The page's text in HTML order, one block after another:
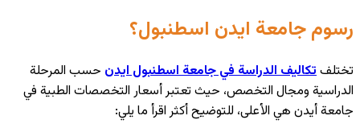
رسوم جامعة ايدن اسطنبول؟
تختلفتكاليف الدراسة في جامعة اسطنبول ايدن حسب المرحلة
الدراسية ومجال التخصص، حيث تعتبر أسعار التخصصات الطبية في
جامعة أيدن هي الأعلى، للتوضيح أكثر اقرأ ما يلي: